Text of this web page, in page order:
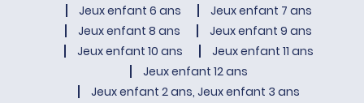
Jeux enfant 6 ans
Jeux enfant 7 ans
Jeux enfant 8 ans
Jeux enfant 9 ans
Jeux enfant 10 ans
Jeux enfant 11 ans
Jeux enfant 12 ans
Jeux enfant 2 ans, Jeux enfant 3 ans